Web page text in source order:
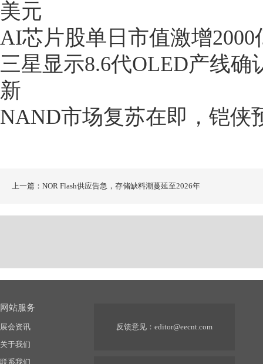
美元
AI芯片股单日市值激增
三星显示8.6代OLED产线确
新
NAND市场复苏在即，铠侠
上一篇：NOR Flash供应告急，存储缺料潮蔓延至2026年
网站服务
展会资讯
关于我们
联系我们
反馈意见： editor@eecnt.com